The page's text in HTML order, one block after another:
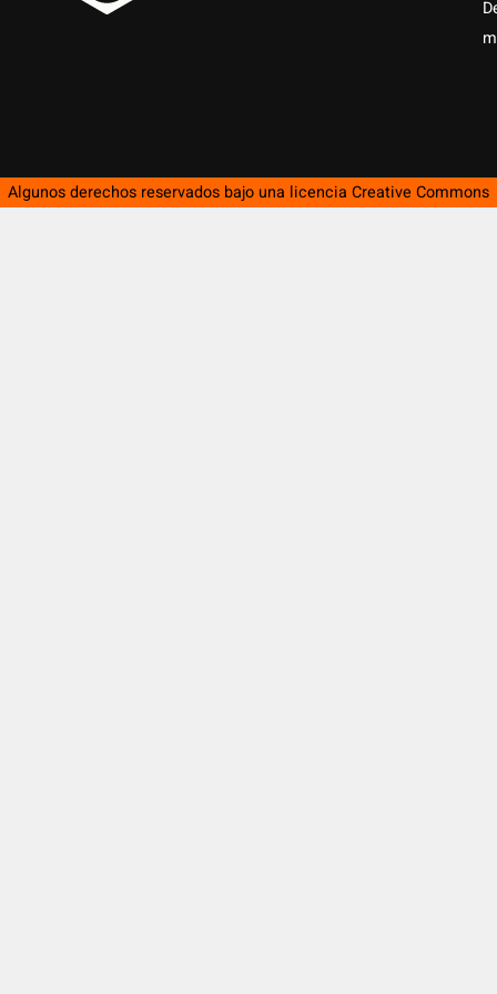
Algunos derechos reservados bajo una licencia Creative Commons